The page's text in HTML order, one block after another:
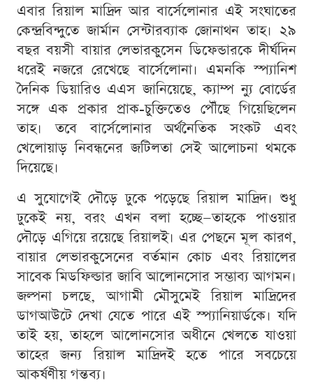
এবার রিয়াল মাদ্রিদ আর বার্সেলোনার এই সংঘাতের
কেন্দ্রবিন্দুতে জার্মান সেন্টারব্যাক জোনাথন তাহ। ২৯
বছর বয়সী বায়ার লেভারকুসেন ডিফেন্ডারকে দীর্ঘদিন
ধরেই নজরে রেখেছে বার্সেলোনা। এমনকি স্প্যানিশ
দৈনিক ডিয়ারিও এএস জানিয়েছে, ক্যাম্প ন্যু বোর্ডের
সঙ্গে এক প্রকার প্রাক-চুক্তিতেও পৌঁছে গিয়েছিলেন
তাহ। তবে বার্সেলোনার অর্থনৈতিক সংকট এবং
খেলোয়াড় নিবন্ধনের জটিলতা সেই আলোচনা থমকে
দিয়েছে।
এ সুযোগেই দৌড়ে ঢুকে পড়েছে রিয়াল মাদ্রিদ। শুধু
ঢুকেই নয়, বরং এখন বলা হচ্ছে—তাহকে পাওয়ার
দৌড়ে এগিয়ে রয়েছে রিয়ালই। এর পেছনে মূল কারণ,
বায়ার লেভারকুসেনের বর্তমান কোচ এবং রিয়ালের
সাবেক মিডফিল্ডার জাবি আলোনসোর সম্ভাব্য আগমন।
জল্পনা চলছে, আগামী মৌসুমেই রিয়াল মাদ্রিদের
ডাগআউটে দেখা যেতে পারে এই স্প্যানিয়ার্ডকে। যদি
তাই হয়, তাহলে আলোনসোর অধীনে খেলতে যাওয়া
তাহের জন্য রিয়াল মাদ্রিদই হতে পারে সবচেয়ে
আকর্ষণীয় গন্তব্য।